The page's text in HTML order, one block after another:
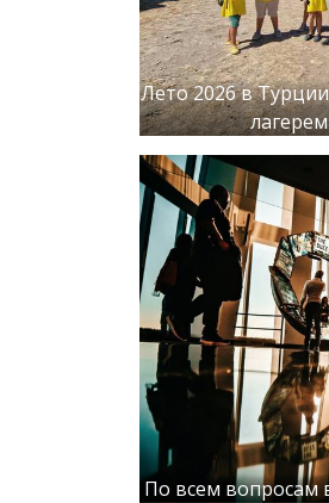
Лето 2026 в
По всем вопросам